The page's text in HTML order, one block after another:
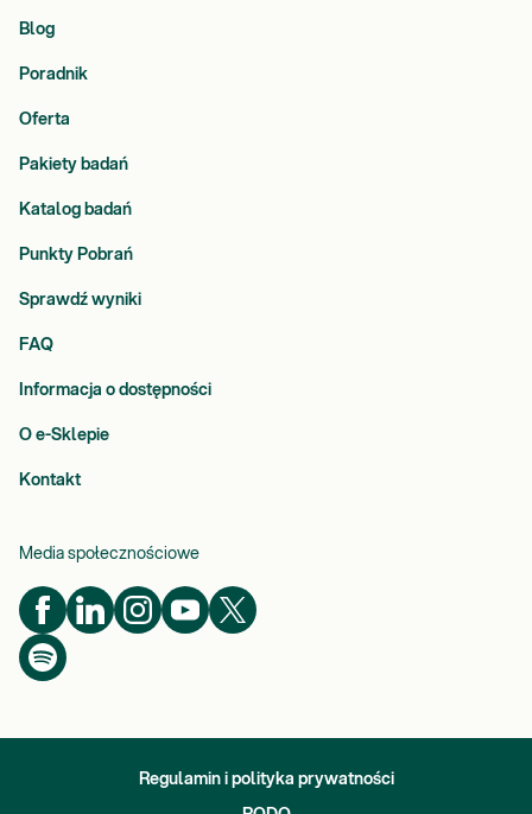
Blog
Poradnik
Oferta
Pakiety badań
Katalog badań
Punkty Pobrań
Sprawdź wyniki
FAQ
Informacja o dostępności
O e-Sklepie
Kontakt
Media społecznościowe
Regulamin i polityka prywatności